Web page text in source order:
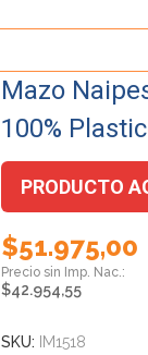
Mazo
100%
PRODUCTO
$51.975,00
$42.954,55
SKU:
IM1518